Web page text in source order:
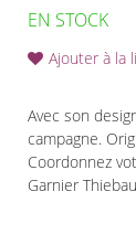
EN STOCK
Ajouter à la
Avec son
campagne.
Coordonnez
Garnier